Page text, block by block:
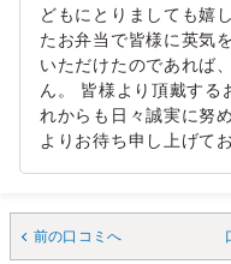
どもにとりましても嬉
たお弁当で皆様に英気
いただけたのであれば
ん。 皆様より頂戴する
れからも日々誠実に努
よりお待ち申し上げて
前の口コミへ